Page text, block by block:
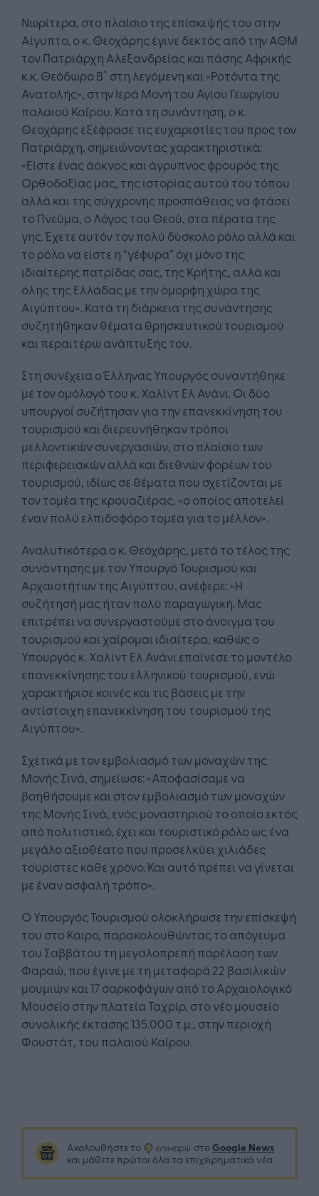
Νωρίτερα, στο πλαίσιο της επίσκεψής του στην
Αίγυπτο, ο κ. Θεοχάρης έγινε δεκτός από την ΑΘΜ
τον Πατριάρχη Αλεξανδρείας και πάσης Αφρικής
κ.κ. Θεόδωρο Β` στη λεγόμενη και «Ροτόντα της
Ανατολής», στην Ιερά Μονή του Αγίου Γεωργίου
παλαιού Καΐρου. Κατά τη συνάντηση, ο κ.
Θεοχάρης εξέφρασε τις ευχαριστίες του προς τον
Πατριάρχη, σημειώνοντας χαρακτηριστικά:
«Είστε ένας άοκνος και άγρυπνος φρουρός της
Ορθοδοξίας μας, της ιστορίας αυτού του τόπου
αλλά και της σύγχρονης προσπάθειας να φτάσει
το Πνεύμα, ο Λόγος του Θεού, στα πέρατα της
γης. Έχετε αυτόν τον πολύ δύσκολο ρόλο αλλά και
το ρόλο να είστε η “γέφυρα” όχι μόνο της
ιδιαίτερης πατρίδας σας, της Κρήτης, αλλά και
όλης της Ελλάδας με την όμορφη χώρα της
Αιγύπτου». Κατά τη διάρκεια της συνάντησης
συζητήθηκαν θέματα θρησκευτικού τουρισμού
και περαιτέρω ανάπτυξής του.
Στη συνέχεια ο Έλληνας Υπουργός συναντήθηκε
με τον ομόλογό του κ. Χαλίντ Ελ Ανάνι. Οι δύο
υπουργοί συζήτησαν για την επανεκκίνηση του
τουρισμού και διερευνήθηκαν τρόποι
μελλοντικών συνεργασιών, στο πλαίσιο των
περιφερειακών αλλά και διεθνών φορέων του
τουρισμού, ιδίως σε θέματα που σχετίζονται με
τον τομέα της κρουαζιέρας, «ο οποίος αποτελεί
έναν πολύ ελπιδοφόρο τομέα για το μέλλον».
Αναλυτικότερα ο κ. Θεοχάρης, μετά το τέλος της
συνάντησης με τον Υπουργό Τουρισμού και
Αρχαιοτήτων της Αιγύπτου, ανέφερε: «Η
συζήτησή μας ήταν πολύ παραγωγική. Μας
επιτρέπει να συνεργαστούμε στο άνοιγμα του
τουρισμού και χαίρομαι ιδιαίτερα, καθώς ο
Υπουργός κ. Χαλίντ Ελ Ανάνι επαίνεσε το μοντέλο
επανεκκίνησης του ελληνικού τουρισμού, ενώ
χαρακτήρισε κοινές και τις βάσεις με την
αντίστοιχη επανεκκίνηση του τουρισμού της
Αιγύπτου».
Σχετικά με τον εμβολιασμό των μοναχών της
Μονής Σινά, σημείωσε: «Αποφασίσαμε να
βοηθήσουμε και στον εμβολιασμό των μοναχών
της Μονής Σινά, ενός μοναστηριού το οποίο εκτός
από πολιτιστικό, έχει και τουριστικό ρόλο ως ένα
μεγάλο αξιοθέατο που προσελκύει χιλιάδες
τουρίστες κάθε χρόνο. Και αυτό πρέπει να γίνεται
με έναν ασφαλή τρόπο».
Ο Υπουργός Τουρισμού ολοκλήρωσε την επίσκεψή
του στο Κάιρο, παρακολουθώντας το απόγευμα
του Σαββάτου τη μεγαλοπρεπή παρέλαση των
Φαραώ, που έγινε με τη μεταφορά 22 βασιλικών
μουμιών και 17 σαρκοφάγων από το Αρχαιολογικό
Μουσείο στην πλατεία Ταχρίρ, στο νέο μουσείο
συνολικής έκτασης 135.000 τ.μ., στην περιοχή
Φουστάτ, του παλαιού Καΐρου.
Ακολουθήστε το στο Google News
και μάθετε πρώτοι όλα τα επιχειρηματικά νέα